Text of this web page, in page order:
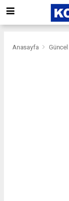
Anasayfa Güncel